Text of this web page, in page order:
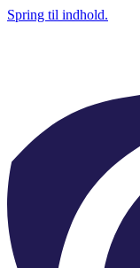
Spring til indhold.